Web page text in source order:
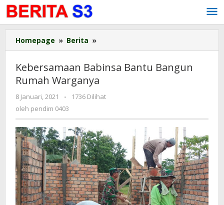
Lewati
ke
konten
Homepage » Berita »
Babinsa
Bangun
Rumah
Warganya
Kebersamaan Babinsa Bantu Bangun
Rumah Warganya
8 Januari, 2021
oleh
pendim
-
1736 Dilihat
oleh pendim 0403